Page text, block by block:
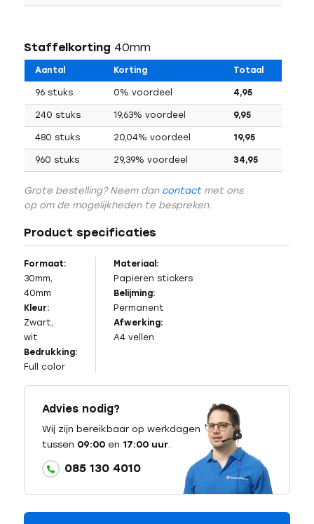
Staffelkorting 40mm
Aantal Korting Totaal
96 stuks 0% voordeel 4,95
240 stuks 19,63% voordeel 9,95
480 stuks 20,04% voordeel 19,95
960 stuks 29,39% voordeel 34,95
Grote bestelling? Neem dan contactmet ons
op om de mogelijkheden te bespreken.
Product specificaties
Formaat:
30mm,
40mm
Kleur:
Zwart,
wit
Bedrukking:
Full color
Materiaal:
Papieren stickers
Belijming:
Permanent
Afwerking:
A4 vellen
Advies nodig?
Wij zijn bereikbaar op werkdagen
tussen 09:00en 17:00 uur.
085 130 4010